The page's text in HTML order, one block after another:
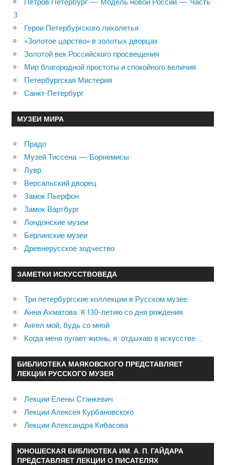
3
Герои Петербургского лихолетья
«Золотое царство» в золотых дворцах
Золотой век Российского просвещения
Мир благородной простоты и спокойного величия
Петербургская Мистерия
Санкт-Петербург
МУЗЕИ МИРА
Прадо
Музей Тиссена — Борнемисы
Лувр
Версальский дворец
Замок Пьерфон
Замок Вартбург
Лондонские музеи
Берлинские музеи
Древнерусское зодчество
ЗАМЕТКИ ИСКУССТВОВЕДА
Три петербургские коллекции в Русском музее
Анна Ахматова. К 130-летию со дня рождения
Ангел мой, будь со мной
Когда меня пугает жизнь, я отдыхаю в искусстве …
БИБЛИОТЕКА МАЯКОВСКОГО ПРЕДСТАВЛЯЕТ
ЛЕКЦИИ РУССКОГО МУЗЕЯ
Лекции Елены Станкевич
Лекции Алексея Курбановского
Лекции Александра Кибасова
ЮНОШЕСКАЯ БИБЛИОТЕКА ИМ. А. П. ГАЙДАРА
ПРЕДСТАВЛЯЕТ ЛЕКЦИИ О ПИСАТЕЛЯХ